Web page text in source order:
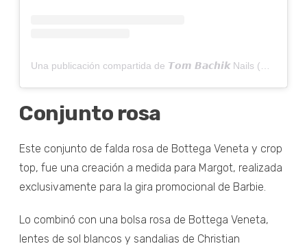
Conjunto rosa
Este conjunto de falda rosa de Bottega Veneta y crop
top, fue una creación a medida para Margot, realizada
exclusivamente para la gira promocional de Barbie.
Lo combinó con una bolsa rosa de Bottega Veneta,
lentes de sol blancos y sandalias de Christian